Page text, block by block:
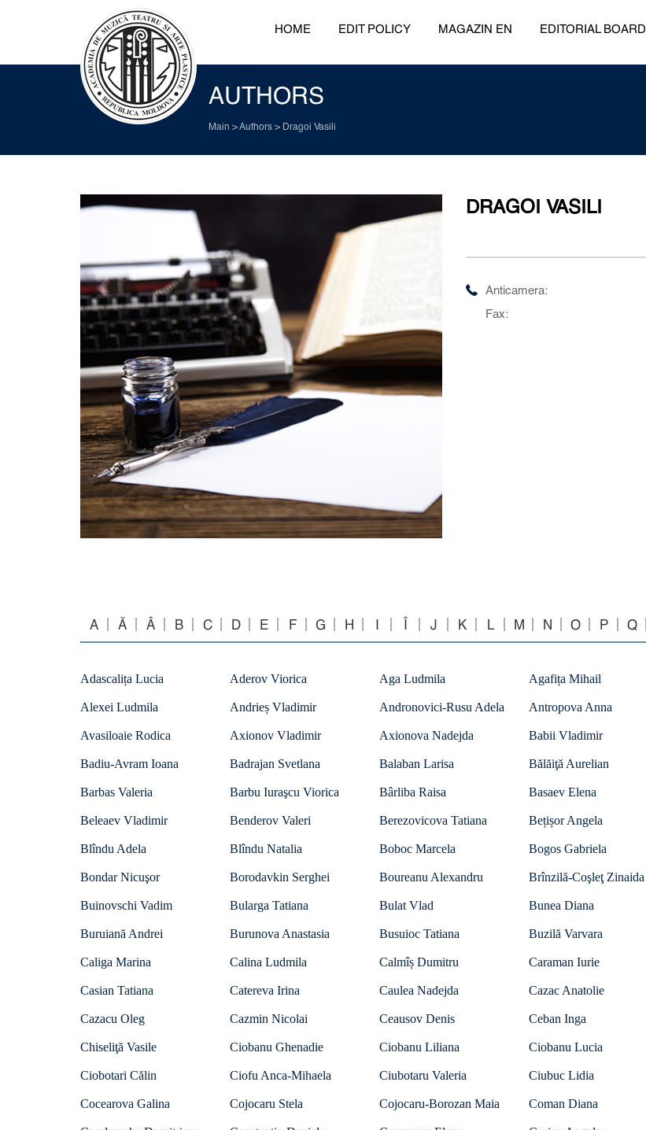
HOME EDIT POLICY MAGAZIN EN EDITORIAL BOARD
AUTHORS
Main >Authors > Dragoi Vasili
DRAGOI VASILI
Anticamera:
Fax:
A Ă Â B C D E F G H I Î J K L M N O P Q
Adascalița Lucia Aderov Viorica Aga Ludmila Agafița Mihail
Alexei Ludmila Andrieș Vladimir Andronovici-Rusu Adela Antropova Anna
Avasiloaie Rodica Axionov Vladimir Axionova Nadejda Babii Vladimir
Badiu-Avram Ioana Badrajan Svetlana Balaban Larisa Bălăiţă Aurelian
Barbas Valeria Barbu Iuraşcu Viorica Bârliba Raisa Basaev Elena
Beleaev Vladimir Benderov Valeri Berezovicova Tatiana Bețișor Angela
Blîndu Adela Blîndu Natalia Boboc Marcela Bogos Gabriela
Bondar Nicuşor Borodavkin Serghei Boureanu Alexandru Brînzilă-Coşleţ Zinaida
Buinovschi Vadim Bularga Tatiana Bulat Vlad Bunea Diana
Buruiană Andrei Burunova Anastasia Busuioc Tatiana Buzilă Varvara
Caliga Marina Calina Ludmila Calmîș Dumitru Caraman Iurie
Casian Tatiana Catereva Irina Caulea Nadejda Cazac Anatolie
Cazacu Oleg Cazmin Nicolai Ceausov Denis Ceban Inga
Chiseliţă Vasile Ciobanu Ghenadie Ciobanu Liliana Ciobanu Lucia
Ciobotari Călin Ciofu Anca-Mihaela Ciubotaru Valeria Ciubuc Lidia
Cocearova Galina Cojocaru Stela Cojocaru-Borozan Maia Coman Diana